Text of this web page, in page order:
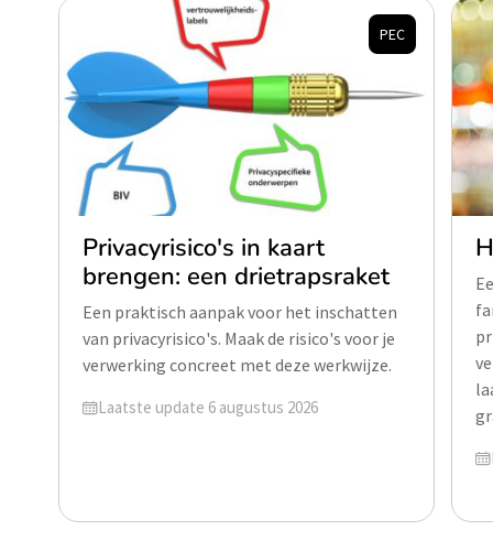
Privacyrisico's in kaart
brengen: een drietrapsraket
Een praktisch aanpak voor het inschatten
van privacyrisico's. Maak de risico's voor je
verwerking concreet met deze werkwijze.
Geüpdatet op
Laatste update 6 augustus 2026
PEC